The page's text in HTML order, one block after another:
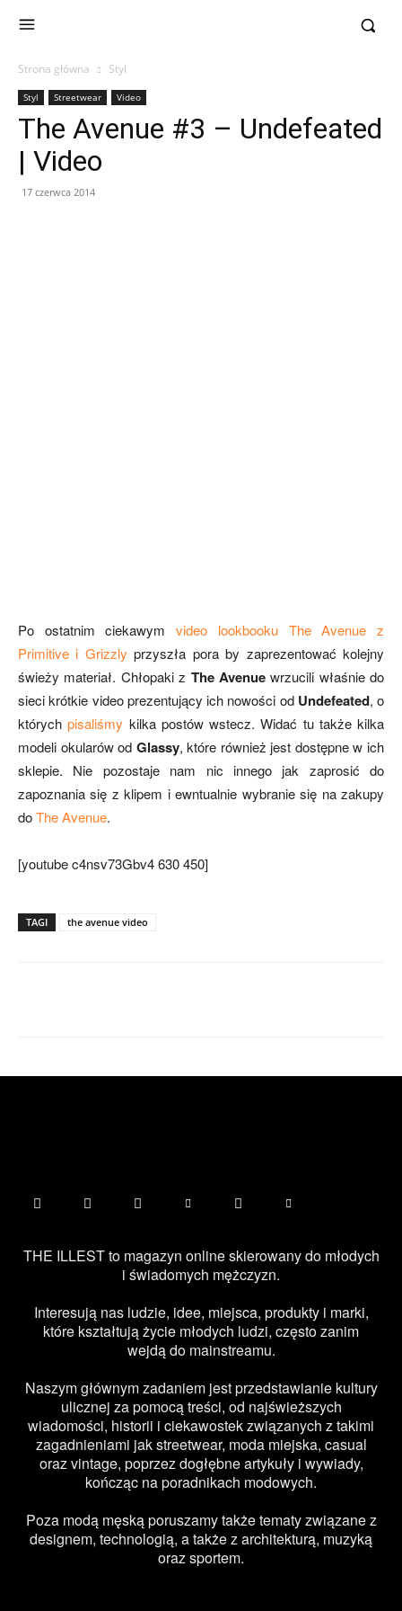
Strona główna Styl
Styl Streetwear Video
The Avenue #3 – Undefeated
| Video
17 czerwca 2014
Po ostatnim ciekawymvideo lookbooku The Avenue z
Primitive i Grizzly przyszła pora by zaprezentować kolejny
świeży materiał. Chłopaki z The Avenuewrzucili właśnie do
sieci krótkie video prezentujący ich nowości od Undefeated, o
którychpisaliśmy kilka postów wstecz. Widać tu także kilka
modeli okularów od Glassy, które również jest dostępne w ich
sklepie. Nie pozostaje nam nic innego jak zaprosić do
zapoznania się z klipem i ewntualnie wybranie się na zakupy
doThe Avenue.
[youtube c4nsv73Gbv4 630 450]
TAGI the avenue video
THE ILLEST to magazyn online skierowany do młodych
i świadomych mężczyzn.
Interesują nas ludzie, idee, miejsca, produkty i marki,
które kształtują życie młodych ludzi, często zanim
wejdą do mainstreamu.
Naszym głównym zadaniem jest przedstawianie kultury
ulicznej za pomocą treści, od najświeższych
wiadomości, historii i ciekawostek związanych z takimi
zagadnieniami jak streetwear, moda miejska, casual
oraz vintage, poprzez dogłębne artykuły i wywiady,
kończąc na poradnikach modowych.
Poza modą męską poruszamy także tematy związane z
designem, technologią, a także z architekturą, muzyką
oraz sportem.